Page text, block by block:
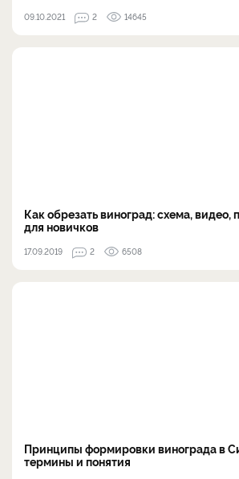
09.10.2021 2 14645
Как обрезать виноград: схема, видео,
для новичков
17.09.2019 2 6508
Принципы формировки винограда в
термины и понятия